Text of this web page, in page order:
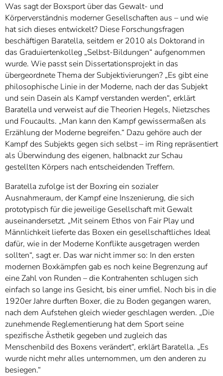
Was sagt der Boxsport über das Gewalt- und
Körperverständnis moderner Gesellschaften aus – und wie
hat sich dieses entwickelt? Diese Forschungsfragen
beschäftigen Baratella, seitdem er 2010 als Doktorand in
das Graduiertenkolleg „Selbst-Bildungen“ aufgenommen
wurde. Wie passt sein Dissertationsprojekt in das
übergeordnete Thema der Subjektivierungen? „Es gibt eine
philosophische Linie in der Moderne, nach der das Subjekt
und sein Dasein als Kampf verstanden werden“, erklärt
Baratella und verweist auf die Theorien Hegels, Nietzsches
und Foucaults. „Man kann den Kampf gewissermaßen als
Erzählung der Moderne begreifen.“ Dazu gehöre auch der
Kampf des Subjekts gegen sich selbst – im Ring repräsentiert
als Überwindung des eigenen, halbnackt zur Schau
gestellten Körpers nach entscheidenden Treffern.
Baratella zufolge ist der Boxring ein sozialer
Ausnahmeraum, der Kampf eine Inszenierung, die sich
prototypisch für die jeweilige Gesellschaft mit Gewalt
auseinandersetzt. „Mit seinem Ethos von Fair Play und
Männlichkeit lieferte das Boxen ein gesellschaftliches Ideal
dafür, wie in der Moderne Konflikte ausgetragen werden
sollten“, sagt er. Das war nicht immer so: In den ersten
modernen Boxkämpfen gab es noch keine Begrenzung auf
eine Zahl von Runden – die Kontrahenten schlugen sich
einfach so lange ins Gesicht, bis einer umfiel. Noch bis in die
1920er Jahre durften Boxer, die zu Boden gegangen waren,
nach dem Aufstehen gleich wieder geschlagen werden. „Die
zunehmende Reglementierung hat dem Sport seine
spezifische Ästhetik gegeben und zugleich das
Menschenbild des Boxens verändert“, erklärt Baratella. „Es
wurde nicht mehr alles unternommen, um den anderen zu
besiegen.“